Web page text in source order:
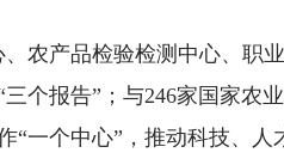
农产品检验检测中心、职
个报告”；与246家国家农
一个中心”，推动科技、人